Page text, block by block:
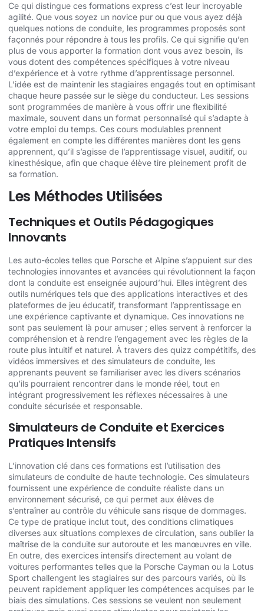
Ce qui distingue ces formations express c’est leur incroyable
agilité. Que vous soyez un novice pur ou que vous ayez déjà
quelques notions de conduite, les programmes proposés sont
façonnés pour répondre à tous les profils. Ce qui signifie qu’en
plus de vous apporter la formation dont vous avez besoin, ils
vous dotent des compétences spécifiques à votre niveau
d’expérience et à votre rythme d’apprentissage personnel.
L’idée est de maintenir les stagiaires engagés tout en optimisant
chaque heure passée sur le siège du conducteur. Les sessions
sont programmées de manière à vous offrir une flexibilité
maximale, souvent dans un format personnalisé qui s’adapte à
votre emploi du temps. Ces cours modulables prennent
également en compte les différentes manières dont les gens
apprennent, qu’il s’agisse de l’apprentissage visuel, auditif, ou
kinesthésique, afin que chaque élève tire pleinement profit de
sa formation.
Les Méthodes Utilisées
Techniques et Outils Pédagogiques
Innovants
Les auto-écoles telles que Porsche et Alpine s’appuient sur des
technologies innovantes et avancées qui révolutionnent la façon
dont la conduite est enseignée aujourd’hui. Elles intègrent des
outils numériques tels que des applications interactives et des
plateformes de jeu éducatif, transformant l’apprentissage en
une expérience captivante et dynamique. Ces innovations ne
sont pas seulement là pour amuser ; elles servent à renforcer la
compréhension et à rendre l’engagement avec les règles de la
route plus intuitif et naturel. À travers des quizz compétitifs, des
vidéos immersives et des simulateurs de conduite, les
apprenants peuvent se familiariser avec les divers scénarios
qu’ils pourraient rencontrer dans le monde réel, tout en
intégrant progressivement les réflexes nécessaires à une
conduite sécurisée et responsable.
Simulateurs de Conduite et Exercices
Pratiques Intensifs
L’innovation clé dans ces formations est l’utilisation des
simulateurs de conduite de haute technologie. Ces simulateurs
fournissent une expérience de conduite réaliste dans un
environnement sécurisé, ce qui permet aux élèves de
s’entraîner au contrôle du véhicule sans risque de dommages.
Ce type de pratique inclut tout, des conditions climatiques
diverses aux situations complexes de circulation, sans oublier la
maîtrise de la conduite sur autoroute et les manœuvres en ville.
En outre, des exercices intensifs directement au volant de
voitures performantes telles que la Porsche Cayman ou la Lotus
Sport challengent les stagiaires sur des parcours variés, où ils
peuvent rapidement appliquer les compétences acquises par le
biais des simulations. Ces sessions se veulent non seulement